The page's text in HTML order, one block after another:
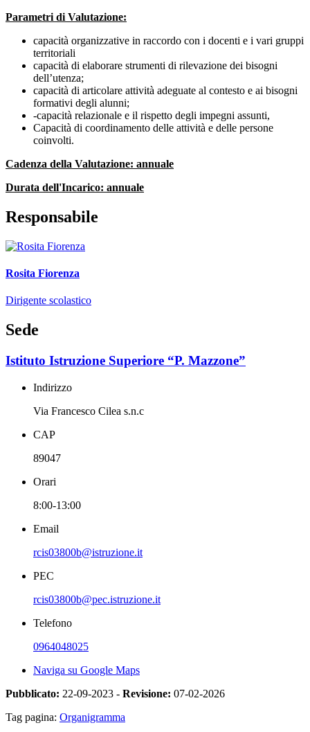
Parametri di Valutazione:
capacità organizzative in raccordo con i docenti e i vari gruppi
territoriali
capacità di elaborare strumenti di rilevazione dei bisogni
dell’utenza;
capacità di articolare attività adeguate al contesto e ai bisogni
formativi degli alunni;
-capacità relazionale e il rispetto degli impegni assunti,
Capacità di coordinamento delle attività e delle persone
coinvolti.
Cadenza della Valutazione: annuale
Durata dell'Incarico: annuale
Responsabile
Rosita Fiorenza
Dirigente scolastico
Sede
Istituto Istruzione Superiore “P. Mazzone”
Indirizzo
Via Francesco Cilea s.n.c
CAP
89047
Orari
8:00-13:00
Email
rcis03800b@istruzione.it
PEC
rcis03800b@pec.istruzione.it
Telefono
0964048025
Naviga su Google Maps
Pubblicato: 22-09-2023 - Revisione: 07-02-2026
Tag pagina: Organigramma